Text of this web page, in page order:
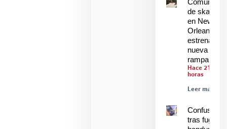
de skaters
en New
Orleans
estrenan
nueva
rampa
Hace 21
horas
Leer más »
Confusión
tras fuga de